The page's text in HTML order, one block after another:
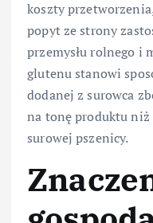
koszty
popyt ze strony
przemysłu rolnego i
glutenu stanowi
dodanej z surowca
na tonę produktu niż
surowej pszenicy.